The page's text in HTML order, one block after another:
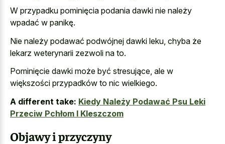
W przypadku pominięcia podania dawki nie należy
wpadać w panikę.
Nie należy podawać podwójnej dawki leku, chyba że
lekarz weterynarii zezwoli na to.
Pominięcie dawki może być stresujące, ale w
większości przypadków to nic wielkiego.
A different take: Kiedy Należy Podawać Psu Leki
Przeciw Pchłom I Kleszczom
Objawy i przyczyny